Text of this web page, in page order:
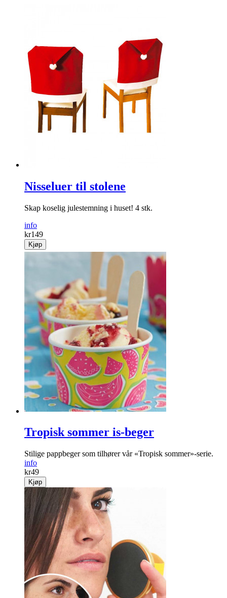
Nisseluer til stolene
Skap koselig julestemning i huset! 4 stk.
info
kr149
Kjøp
Tropisk sommer is-beger
Stilige pappbeger som tilhører vår «Tropisk sommer»-serie.
info
kr49
Kjøp